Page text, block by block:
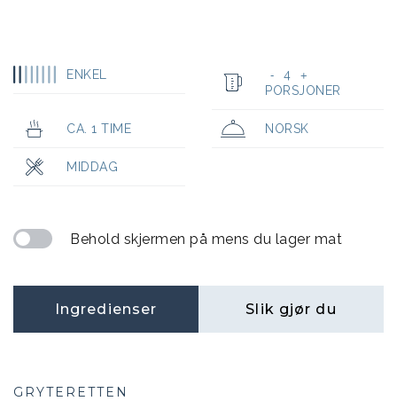
ENKEL - 4 +
PORSJONER
CA. 1 TIME NORSK
MIDDAG
Behold skjermen på mens du lager mat
Ingredienser Slik gjør du
GRYTERETTEN